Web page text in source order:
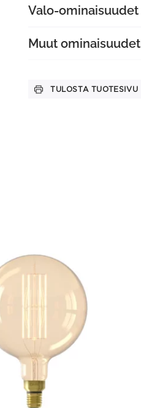
Valo-ominaisuudet
Muut ominaisuudet
TULOSTA TUOTESIVU